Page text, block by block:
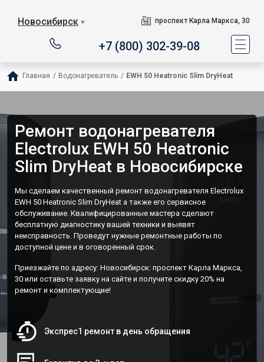
Новосибирск ▼ проспект Карла Маркса, 30
+7 (800) 302-39-08
Главная / Водонагреватель / EWH 50 Heatronic Slim DryHeat
Ремонт водонагревателя
Electrolux EWH 50 Heatronic
Slim DryHeat в Новосибирске
Мы сделаем качественный ремонт водонагревателя Electrolux
EWH 50 Heatronic Slim DryHeat а также его сервисное
обслуживание. Квалифицированные мастера сделают
бесплатную диагностику вашей техники и выявят
неисправность. Проведут нужные ремонтные работы по
доступной цене и в оговоренный срок.
Приезжайте по адресу: Новосибирск: проспект Карла Маркса,
30 или оставьте заявку на сайте и получите скидку 20% на
ремонт и комплектующие!
Экспрес1 ремонт в день обращения